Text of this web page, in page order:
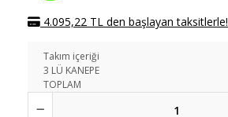
4.095,22 TL den başlayan taksitlerle!
Takım içeriği
3 LÜ KANEPE
TOPLAM